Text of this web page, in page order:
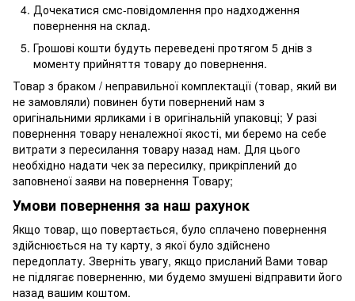
Дочекатися смс-повідомлення про надходження
повернення на склад.
Грошові кошти будуть переведені протягом 5 днів з
моменту прийняття товару до повернення.
Товар з браком / неправильної комплектації (товар, який ви
не замовляли) повинен бути повернений нам з
оригінальними ярликами і в оригінальній упаковці; У разі
повернення товару неналежної якості, ми беремо на себе
витрати з пересилання товару назад нам. Для цього
необхідно надати чек за пересилку, прикріплений до
заповненої заяви на повернення Товару;
Умови повернення за наш рахунок
Якщо товар, що повертається, було сплачено повернення
здійснюється на ту карту, з якої було здійснено
передоплату. Зверніть увагу, якщо присланий Вами товар
не підлягає поверненню, ми будемо змушені відправити його
назад вашим коштом.